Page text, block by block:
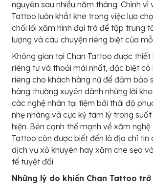
nguyên sau nhiều năm tháng. Chính vì
Tattoo luôn khắt khe trong việc lựa
chối lối xăm hình đại trà để tập trung
lượng và câu chuyện riêng biệt của
Không gian tại Chan Tattoo được thiết
riêng tư và thoải mái nhất, đặc biệt có
riêng cho khách hàng nữ để đảm bảo
hàng thường xuyên dành những lời
các nghệ nhân tại tiệm bởi thái độ
nhẹ nhàng và cực kỳ tâm lý trong
hiện. Bên cạnh thế mạnh về xăm nghệ
Tattoo còn được biết đến là địa chỉ tin
dịch vụ xỏ khuyên hay xăm che sẹo
tế tuyệt đối.
Những lý do khiến Chan Tattoo